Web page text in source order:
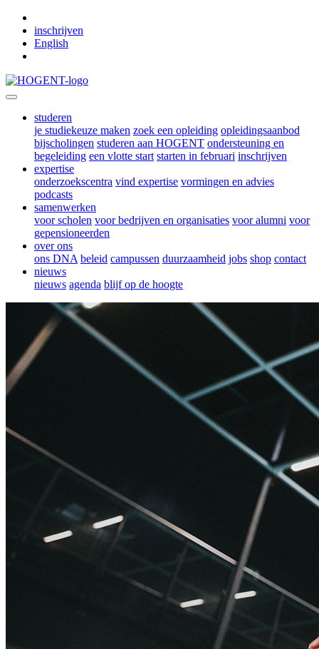
inschrijven
English
studeren
je studiekeuze maken zoek een opleiding opleidingsaanbod
bijscholingen studeren aan HOGENT ondersteuning en
begeleiding een vlotte start starten in februari inschrijven
expertise
onderzoekscentra vind expertise vormingen en advies
podcasts
samenwerken
voor scholen voor bedrijven en organisaties voor alumni voor
gepensioneerden
over ons
ons DNA beleid campussen duurzaamheid jobs shop contact
nieuws
nieuws agenda blijf op de hoogte